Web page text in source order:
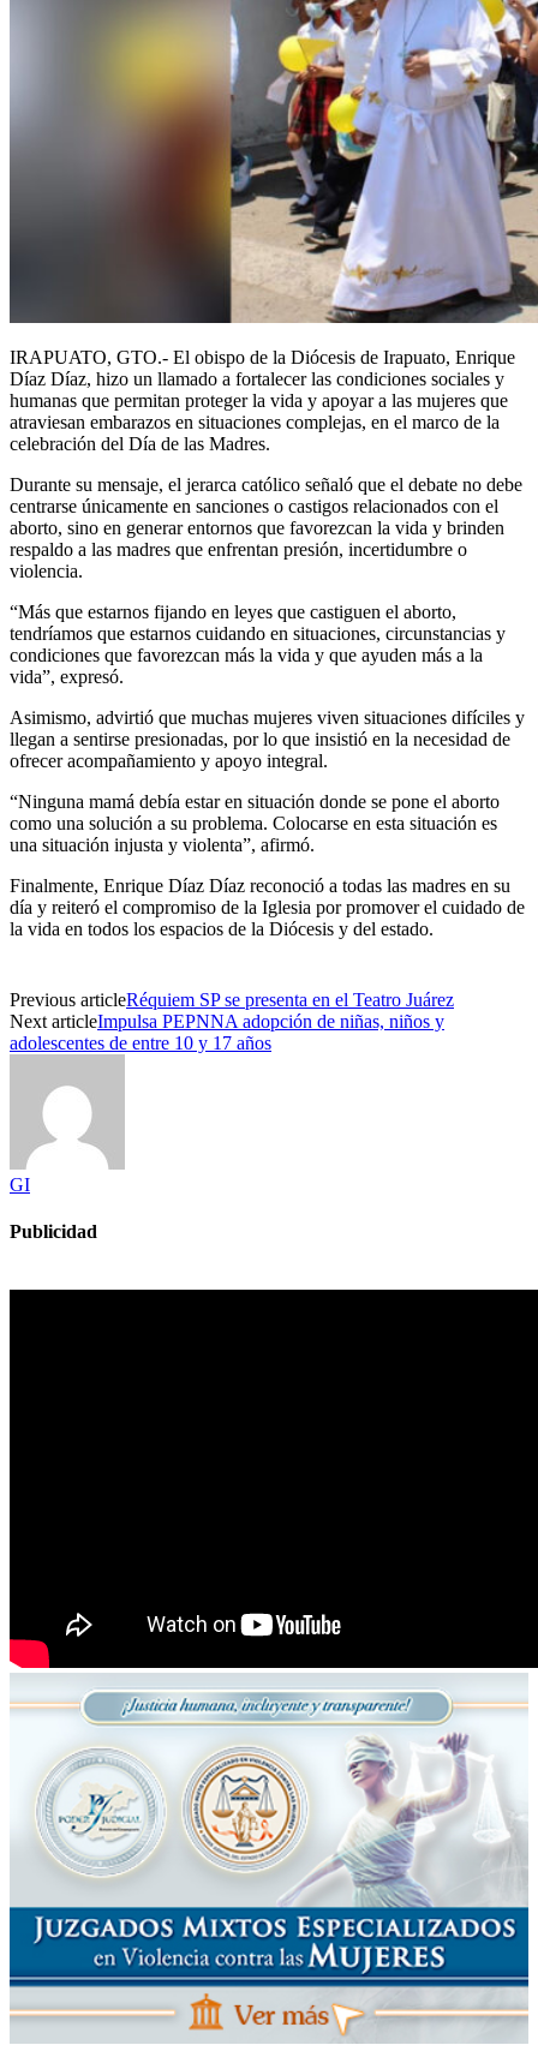
IRAPUATO, GTO.- El obispo de la Diócesis de Irapuato, Enrique
Díaz Díaz, hizo un llamado a fortalecer las condiciones sociales y
humanas que permitan proteger la vida y apoyar a las mujeres que
atraviesan embarazos en situaciones complejas, en el marco de la
celebración del Día de las Madres.
Durante su mensaje, el jerarca católico señaló que el debate no debe
centrarse únicamente en sanciones o castigos relacionados con el
aborto, sino en generar entornos que favorezcan la vida y brinden
respaldo a las madres que enfrentan presión, incertidumbre o
violencia.
“Más que estarnos fijando en leyes que castiguen el aborto,
tendríamos que estarnos cuidando en situaciones, circunstancias y
condiciones que favorezcan más la vida y que ayuden más a la
vida”, expresó.
Asimismo, advirtió que muchas mujeres viven situaciones difíciles y
llegan a sentirse presionadas, por lo que insistió en la necesidad de
ofrecer acompañamiento y apoyo integral.
“Ninguna mamá debía estar en situación donde se pone el aborto
como una solución a su problema. Colocarse en esta situación es
una situación injusta y violenta”, afirmó.
Finalmente, Enrique Díaz Díaz reconoció a todas las madres en su
día y reiteró el compromiso de la Iglesia por promover el cuidado de
la vida en todos los espacios de la Diócesis y del estado.
Previous articleRéquiem SP se presenta en el Teatro Juárez
Next articleImpulsa PEPNNA adopción de niñas, niños y
adolescentes de entre 10 y 17 años
GI
Publicidad